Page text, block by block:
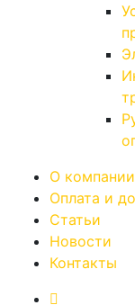
О компании
Оплата и
Статьи
Новости
Контакты